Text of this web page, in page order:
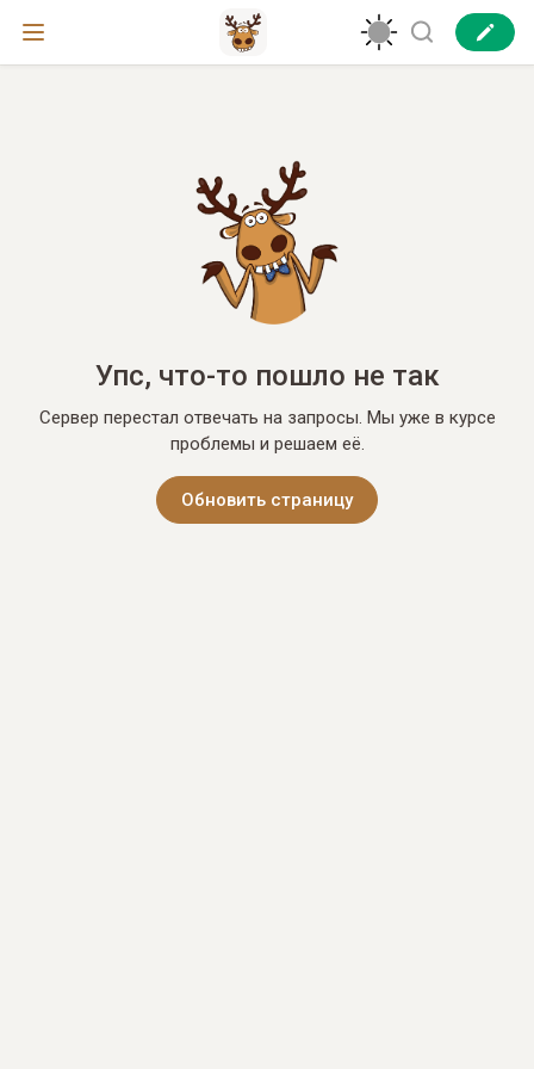
Упс, что-то пошло не так
Сервер перестал отвечать на запросы. Мы уже в курсе
проблемы и решаем её.
Обновить страницу